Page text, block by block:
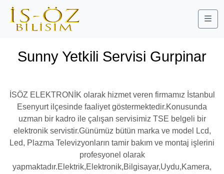
Sunny Yetkili Servisi Gurpinar
İSÖZ ELEKTRONİK olarak hizmet veren firmamız İstanbul
Esenyurt ilçesinde faaliyet göstermektedir.Konusunda
uzman bir kadro ile çalışan servisimiz TSE belgeli bir
elektronik servistir.Günümüz bütün marka ve model Lcd,
Led, Plazma Televizyonların tamir bakım ve montaj işlerini
profesyonel olarak
yapmaktadır.Elektrik,Elektronik,Bilgisayar,Uydu,Kamera,